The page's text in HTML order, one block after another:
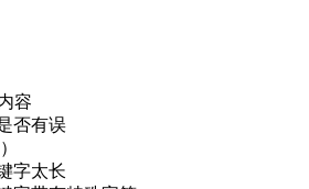
容
否有误
字太长